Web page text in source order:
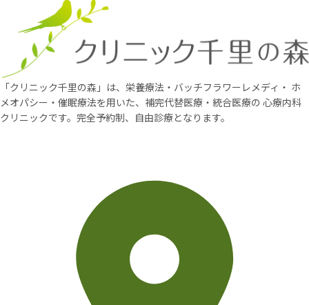
「クリニック千里の森」は、栄養療法・バッチフラワーレメディ・ ホ
メオパシー・催眠療法を用いた、補完代替医療・統合医療の 心療内科
クリニックです。完全予約制、自由診療となります。